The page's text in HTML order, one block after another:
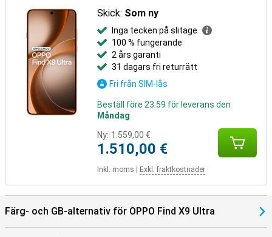
Skick: Som ny
Inga tecken på slitage
100 % fungerande
2 års garanti
31 dagars fri returrätt
Fri från SIM-lås
Beställ före 23:59 för leverans den
Måndag
Ny: 1.559,00 €
1.510,00 €
Inkl. moms Exkl. fraktkostnader
Färg- och GB-alternativ för OPPO Find X9 Ultra